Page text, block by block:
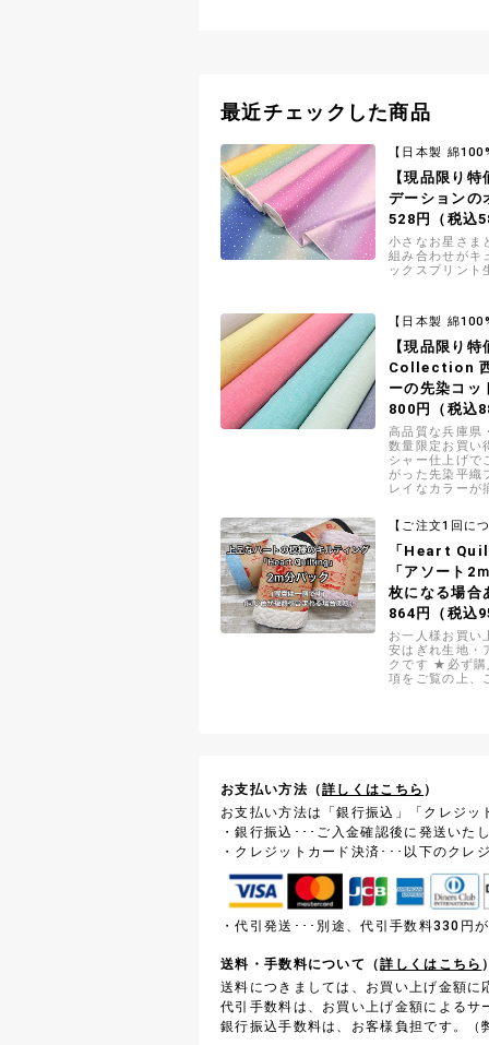
最近チェックした商品
【日本製 綿
【現品限り
デーションの
528円（税込
小さなお星さま
組み合わせがキ
ックスプリント
【日本製 綿
【現品限り
Collection
ーの先染コッ
800円（税込
高品質な兵庫県
数量限定お買い
シャー仕上げで
がった先染平織
レイなカラーが
などのお洋服
【ご注文1回に
「Heart
「アソート2
枚になる場合
864円（税込
お一人様お買い
安はぎれ生地・
クです ★必ず購
項をご覧の上、
お支払い方法（詳しくはこちら ）
お支払い方法は「銀行振込」「クレジ
・銀行振込･･･ご入金確認後に発送いた
・クレジットカード決済･･･以下のクレ
・代引発送･･･別途、代引手数料330円
送料・手数料について（詳しくはこちら
送料につきましては、お買い上げ金額
代引手数料は、お買い上げ金額によるサ
銀行振込手数料は、お客様負担です。（